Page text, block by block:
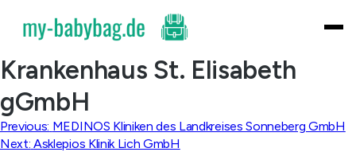
content
Krankenhaus St. Elisabeth
gGmbH
Beitragsnavigation
Previous: MEDINOS Kliniken des Landkreises Sonneberg GmbH
Next: Asklepios Klinik Lich GmbH